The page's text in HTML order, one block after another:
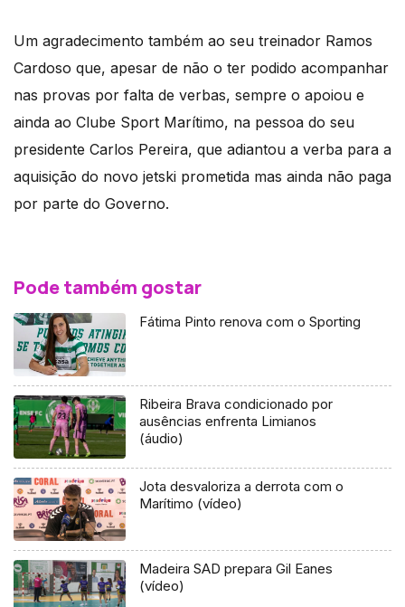
Um agradecimento também ao seu treinador Ramos
Cardoso que, apesar de não o ter podido acompanhar
nas provas por falta de verbas, sempre o apoiou e
ainda ao Clube Sport Marítimo, na pessoa do seu
presidente Carlos Pereira, que adiantou a verba para a
aquisição do novo jetski prometida mas ainda não paga
por parte do Governo.
Pode também gostar
Fátima Pinto renova com o Sporting
Ribeira Brava condicionado por
ausências enfrenta Limianos
(áudio)
Jota desvaloriza a derrota com o
Marítimo (vídeo)
Madeira SAD prepara Gil Eanes
(vídeo)